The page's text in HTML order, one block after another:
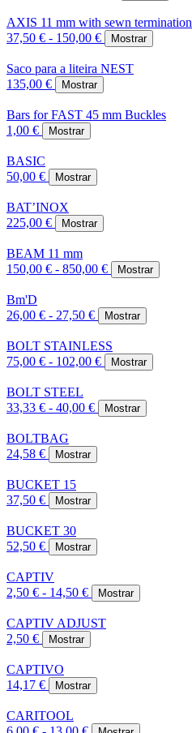
AXIS 11 mm with sewn termination
37,50 € - 150,00 €
Mostrar
Saco para a liteira NEST
135,00 €
Mostrar
Bars for FAST 45 mm Buckles
1,00 €
Mostrar
BASIC
50,00 €
Mostrar
BAT’INOX
225,00 €
Mostrar
BEAM 11 mm
150,00 € - 850,00 €
Mostrar
Bm'D
26,00 € - 27,50 €
Mostrar
BOLT STAINLESS
75,00 € - 102,00 €
Mostrar
BOLT STEEL
33,33 € - 40,00 €
Mostrar
BOLTBAG
24,58 €
Mostrar
BUCKET 15
37,50 €
Mostrar
BUCKET 30
52,50 €
Mostrar
CAPTIV
2,50 € - 14,50 €
Mostrar
CAPTIV ADJUST
2,50 €
Mostrar
CAPTIVO
14,17 €
Mostrar
CARITOOL